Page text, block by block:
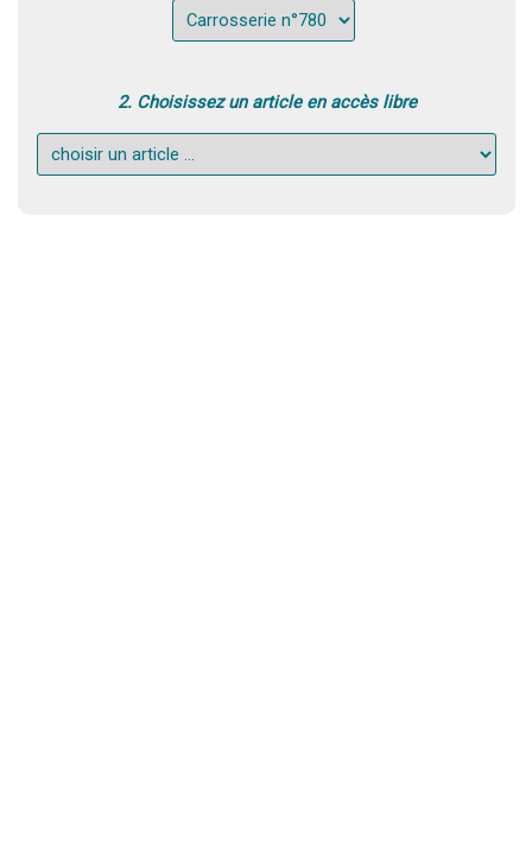
2. Choisissez un article en accès libre